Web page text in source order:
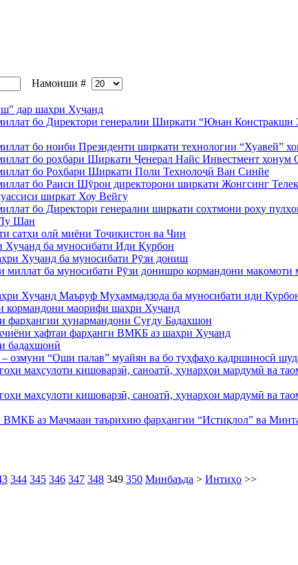
Намоиши #
дар шаҳри Хуҷанд
бо Директори генералии Ширкати “Юнан Констракшн
бо ноиби Президенти ширкати технологии “Хуавей”
бо роҳбари Ширкати Ҷенерал Найс Инвестмент хонум
бо Роҳбари Ширкати Поли Технолоҷӣ Ван Синйе
бо Раиси Шӯрои директорони ширкати Жонгсинг
ширкат Хоу Вейгу
бо Директори генералии ширкати сохтмони роҳу
Шан
сатҳи олӣ миёни Тоҷикистон ва Чин
Хуҷанд ба муносибати Иди Қурбон
Хуҷанд ба муносибати Рӯзи дониш
ба муносибати Рӯзи донишро кормандони мақомоти
Хуҷанд Маъруф Муҳаммадзода ба муносибати иди
кормандони маорифи шаҳри Хуҷанд
фарҳангии ҳунармандони Суғду Бадахшон
ҳафтаи фарҳанги ВМКБ аз шаҳри Хуҷанд
бадахшонӣ
озмуни “Оши палав” муайян ва бо туҳфаҳо қадршиносӣ
маҳсулоти кишоварзӣ, саноатӣ, ҳунарҳои мардумӣ ва
маҳсулоти кишоварзӣ, саноатӣ, ҳунарҳои мардумӣ ва
ВМКБ аз Маҷмааи таърихию фарҳангии “Истиқлол” ва
344 345 346 347 348 349 350 Минбаъда > Интиҳо >>